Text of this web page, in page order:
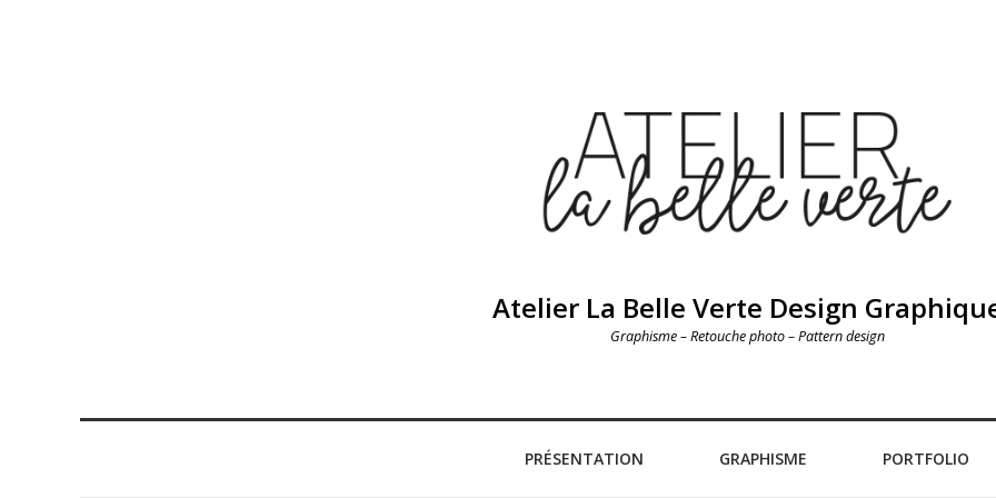
Atelier La Belle Verte Design
Graphisme – Retouche photo – Pattern design
PRÉSENTATION GRAPHISME PORTFOLIO